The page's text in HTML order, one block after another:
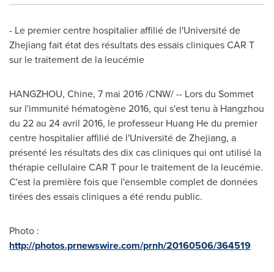
- Le premier centre hospitalier affilié de l'Université de
Zhejiang fait état des résultats des essais cliniques CAR T
sur le traitement de la leucémie
HANGZHOU, Chine, 7 mai 2016 /CNW/ -- Lors du Sommet
sur l'immunité hématogène 2016, qui s'est tenu à Hangzhou
du 22 au 24 avril 2016, le professeur Huang Hedu premier
centre hospitalier affilié de l'Université deZhejiang, a
présenté les résultats des dix cas cliniques qui ont utilisé la
thérapie cellulaire CAR T pour le traitement de la leucémie.
C'est la première fois que l'ensemble complet de données
tirées des essais cliniques a été rendu public.
Photo :
http://photos.prnewswire.com/prnh/20160506/364519